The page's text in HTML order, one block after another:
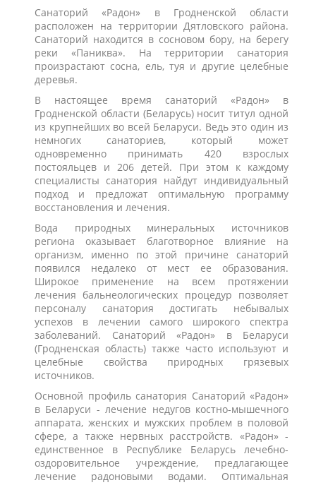
Санаторий «Радон» в Гродненской области
расположен на территории Дятловского района.
Санаторий находится в сосновом бору, на берегу
реки «Паниква». На территории санатория
произрастают сосна, ель, туя и другие целебные
деревья.
В настоящее время санаторий «Радон» в
Гродненской области (Беларусь) носит титул одной
из крупнейших во всей Беларуси. Ведь это один из
немногих санаториев, который может
одновременно принимать 420 взрослых
постояльцев и 206 детей. При этом к каждому
специалисты санатория найдут индивидуальный
подход и предложат оптимальную программу
восстановления и лечения.
Вода природных минеральных источников
региона оказывает благотворное влияние на
организм, именно по этой причине санаторий
появился недалеко от мест ее образования.
Широкое применение на всем протяжении
лечения бальнеологических процедур позволяет
персоналу санатория достигать небывалых
успехов в лечении самого широкого спектра
заболеваний. Санаторий «Радон» в Беларуси
(Гродненская область) также часто используют и
целебные свойства природных грязевых
источников.
Основной профиль санатория Санаторий «Радон»
в Беларуси - лечение недугов костно-мышечного
аппарата, женских и мужских проблем в половой
сфере, а также нервных расстройств. «Радон» -
единственное в Республике Беларусь лечебно-
оздоровительное учреждение, предлагающее
лечение радоновыми водами. Оптимальная